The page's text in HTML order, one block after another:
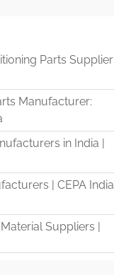
Parts Supplier
Manufacturer:
in India |
| CEPA India
Suppliers |